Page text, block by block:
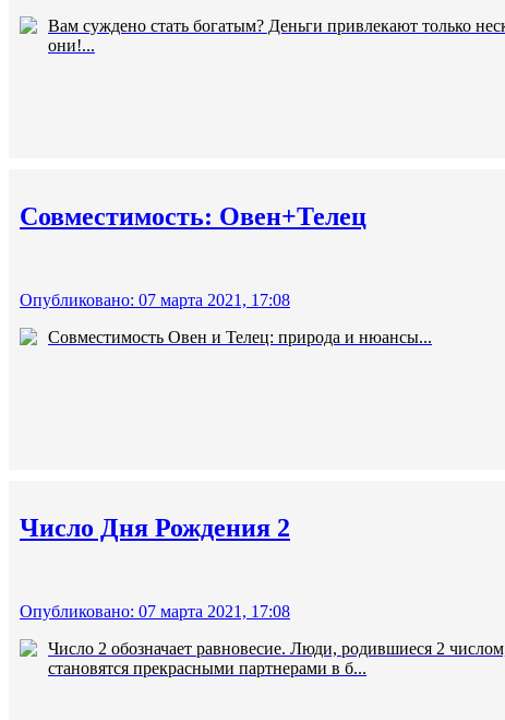
Вам суждено стать богатым? Деньги привлекают только
они!...
Совместимость: Овен+Телец
Опубликовано: 07 марта 2021, 17:08
Совместимость Овен и Телец: природа и нюансы...
Число Дня Рождения 2
Опубликовано: 07 марта 2021, 17:08
Число 2 обозначает равновесие. Люди, родившиеся 2
становятся прекрасными партнерами в б...